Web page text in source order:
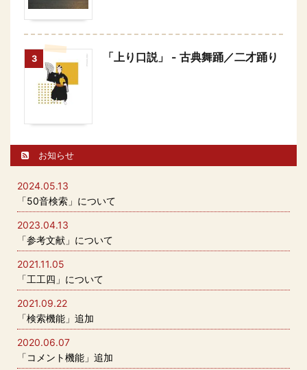
3 「上り口説」 - 古典舞踊／二才踊り
お知らせ
2024.05.13
「50音検索」について
2023.04.13
「参考文献」について
2021.11.05
「工工四」について
2021.09.22
「検索機能」追加
2020.06.07
「コメント機能」追加